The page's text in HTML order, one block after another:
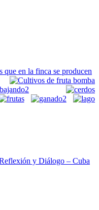
y Diálogo – Cuba